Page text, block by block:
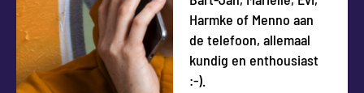
Harmke of Menno aan
de telefoon, allemaal
kundig en enthousiast
:-).